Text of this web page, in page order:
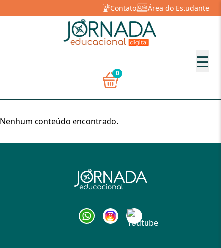
Contato Área do Estudante
☰
0
Nenhum conteúdo encontrado.